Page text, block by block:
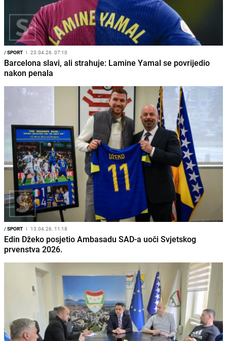
/SPORT I 23.04.26. 07:10
Barcelona slavi, ali strahuje: Lamine Yamal se povrijedio
nakon penala
/SPORT I 13.04.26. 11:18
Edin Džeko posjetio Ambasadu SAD-a uoči Svjetskog
prvenstva 2026.